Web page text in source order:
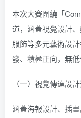
本次大賽圍繞「
道，涵蓋視覺設計
服飾等多元藝術設
發、積極正向，無低
（一）視覺傳達設
涵蓋海報設計、插